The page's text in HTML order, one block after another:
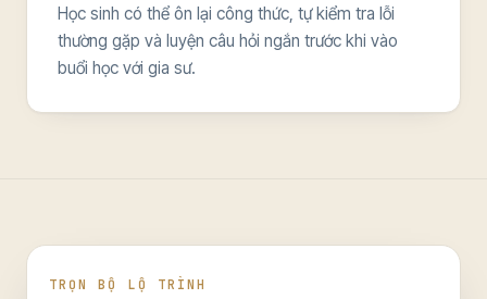
Học sinh có thể ôn lại công thức, tự kiểm tra lỗi
thường gặp và luyện câu hỏi ngắn trước khi vào
buổi học với gia sư.
TRỌN BỘ LỘ TRÌNH